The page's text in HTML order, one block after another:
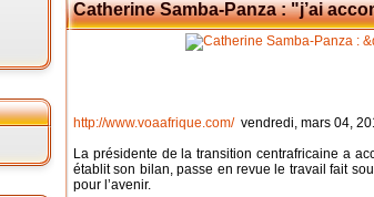
Catherine Samba-Panza : "j’ai
http://www.voaafrique.com/vendredi, mars 04,
La présidente de la transition centrafricaine a
établit son bilan, passe en revue le travail fait
pour l’avenir.